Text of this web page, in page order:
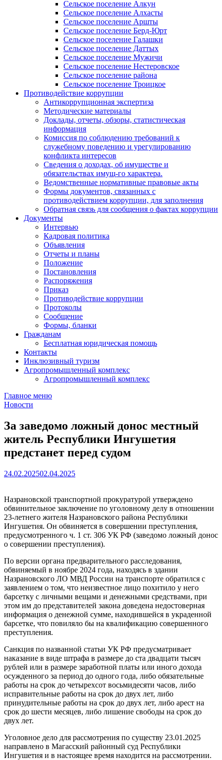
Сельское поселение Алкун
Сельское поселение Алхасты
Сельское поселение Аршты
Сельское поселение Берд-Юрт
Сельское поселение Галашки
Сельское поселение Даттых
Сельское поселение Мужичи
Сельское поселение Нестеровское
Сельское поселение района
Сельское поселение Троицкое
Противодействие коррупции
Антикоррупционная экспертиза
Методические материалы
Доклады, отчеты, обзоры, статистическая
информация
Комиссия по соблюдению требований к
служебному поведению и урегулированию
конфликта интересов
Сведения о доходах, об имуществе и
обязательствах имущ-го характера.
Ведомственные нормативные правовые акты
Формы документов, связанных с
противодействием коррупции, для заполнения
Обратная связь для сообщения о фактах коррупции
Документы
Интервью
Кадровая политика
Объявления
Отчеты и планы
Положение
Постановления
Распоряжения
Приказ
Противодействие коррупции
Протоколы
Сообщение
Формы, бланки
Гражданам
Бесплатная юридическая помощь
Контакты
Инклюзивный туризм
Агропромышленный комплекс
Агропромышленный комплекс
Главное меню
Новости
За заведомо ложный донос местный
житель Республики Ингушетия
предстанет перед судом
24.02.202502.04.2025
Назрановской транспортной прокуратурой утверждено
обвинительное заключение по уголовному делу в отношении
23-летнего жителя Назрановского района Республики
Ингушетия. Он обвиняется в совершении преступления,
предусмотренного ч. 1 ст. 306 УК РФ (заведомо ложный донос
о совершении преступления).
По версии органа предварительного расследования,
обвиняемый в ноябре 2024 года, находясь в здании
Назрановского ЛО МВД России на транспорте обратился с
заявлением о том, что неизвестное лицо похитило у него
барсетку с личными вещами и денежными средствами, при
этом им до представителей закона доведена недостоверная
информация о денежной сумме, находившейся в украденной
барсетке, что повиляло бы на квалификацию совершенного
преступления.
Санкция по названной статьи УК РФ предусматривает
наказание в виде штрафа в размере до ста двадцати тысяч
рублей или в размере заработной платы или иного дохода
осужденного за период до одного года, либо обязательные
работы на срок до четырехсот восьмидесяти часов, либо
исправительные работы на срок до двух лет, либо
принудительные работы на срок до двух лет, либо арест на
срок до шести месяцев, либо лишение свободы на срок до
двух лет.
Уголовное дело для рассмотрения по существу 23.01.2025
направлено в Магасский районный суд Республики
Ингушетия и в настоящее время находится на рассмотрении.